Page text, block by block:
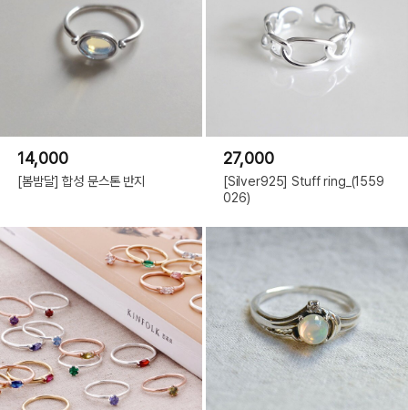
14,000
[봄밤달] 합성 문스톤 반지
27,000
[Silver925] Stuff ring_(1559
026)